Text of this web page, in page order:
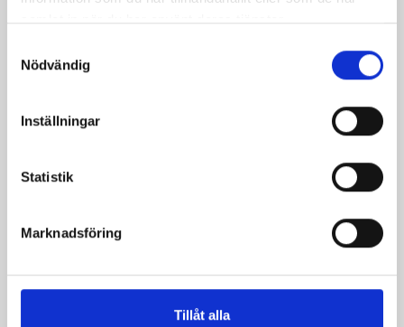
samlat in när du har använt deras tjänster.
Nödvändig
Inställningar
Statistik
Marknadsföring
Tillåt alla
Produkter i receptet: